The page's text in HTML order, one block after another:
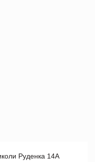
Руденка 14А